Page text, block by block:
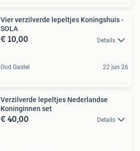
Vier verzilverde lepeltjes Koningshuis -
SOLA
€ 10,00 Details
Oud Gastel 22 jun 26
Verzilverde lepeltjes Nederlandse
Koninginnen set
€ 40,00 Details